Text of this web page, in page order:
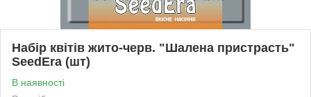
Набір квітів жито-черв. "Шалена пристрасть"
SeedEra (шт)
В наявності